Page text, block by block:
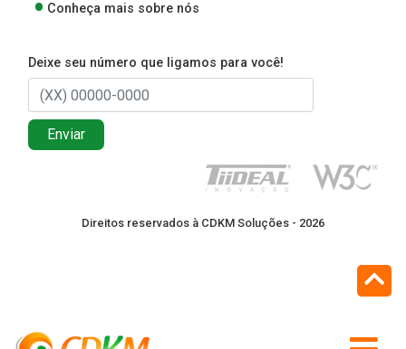
Conheça mais sobre nós
Deixe seu número que ligamos para você!
Enviar
Direitos reservados à CDKM Soluções - 2026